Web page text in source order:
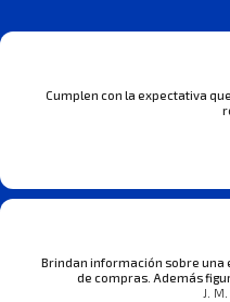
Cumplen con la expectativa
Brindan información sobre una
de compras. Además
J.